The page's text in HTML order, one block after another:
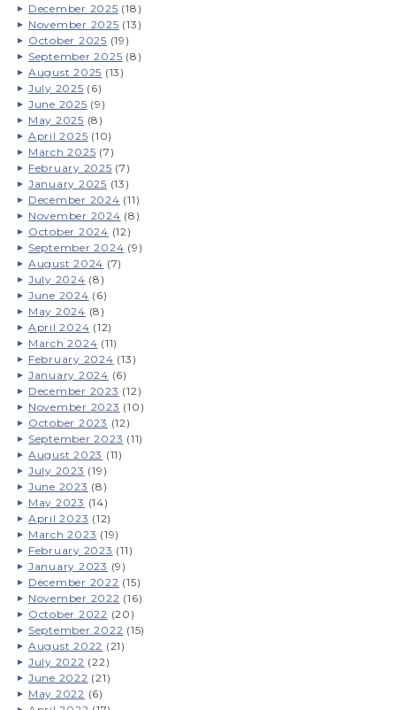
December 2025 (18)
November 2025 (13)
October 2025 (19)
September 2025 (8)
August 2025 (13)
July 2025 (6)
June 2025 (9)
May 2025 (8)
April 2025 (10)
March 2025 (7)
February 2025 (7)
January 2025 (13)
December 2024 (11)
November 2024 (8)
October 2024 (12)
September 2024 (9)
August 2024 (7)
July 2024 (8)
June 2024 (6)
May 2024 (8)
April 2024 (12)
March 2024 (11)
February 2024 (13)
January 2024 (6)
December 2023 (12)
November 2023 (10)
October 2023 (12)
September 2023 (11)
August 2023 (11)
July 2023 (19)
June 2023 (8)
May 2023 (14)
April 2023 (12)
March 2023 (19)
February 2023 (11)
January 2023 (9)
December 2022 (15)
November 2022 (16)
October 2022 (20)
September 2022 (15)
August 2022 (21)
July 2022 (22)
June 2022 (21)
May 2022 (6)